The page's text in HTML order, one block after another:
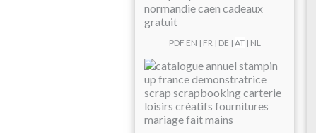
PDF EN | FR| DE | AT| NL